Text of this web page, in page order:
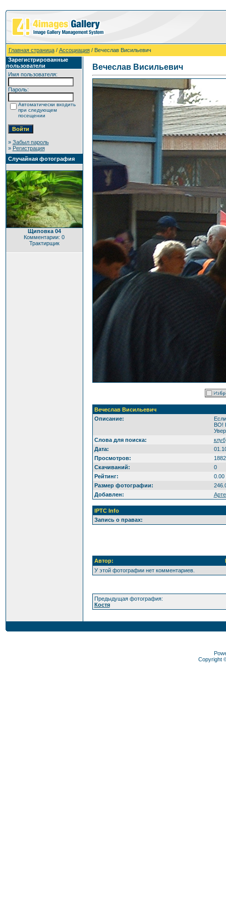
Главная страница/ Ассоциация/ Вечеслав Висильевич
Зарегистрированные
пользователи
Имя пользователя:
Пароль:
Автоматически входить
при следующем
посещении
» Забыл пароль
» Регистрация
Случайная фотография
Щиповка 04
Комментарии: 0
Трактирщик
Вечеслав Висильевич
Вечеслав Висильевич
Описание:
ВО!
Слова для поиска:
клуб
Дата:
Просмотров:
1882
Скачиваний:
0
Рейтинг:
0.00
Размер фотографии:
Добавлен:
IPTC Info
Запись о правах:
Автор:
У этой фотографии нет комментариев.
Предыдущая фотография:
Костя
Copyright